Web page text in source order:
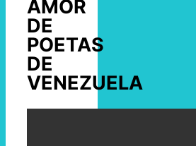
AMOR
DE
POETAS
DE
VENEZUELA